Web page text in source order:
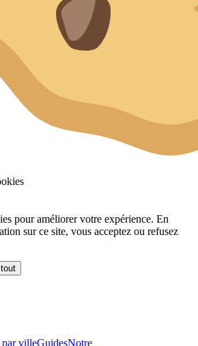
pour améliorer votre expérience. En
sur ce site, vous acceptez ou refusez
par villeGuidesNotre